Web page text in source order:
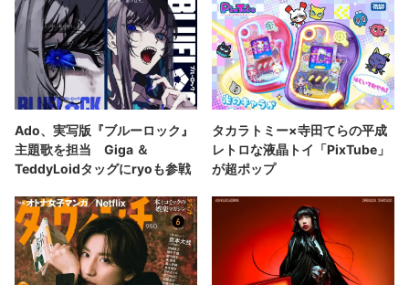
Ado、実写版『ブルーロック』
主題歌を担当 Giga ＆
TeddyLoidタッグにryoも参戦
タカラトミー×寺田てらの平成
レトロな液晶トイ「PixTube」
が超ポップ